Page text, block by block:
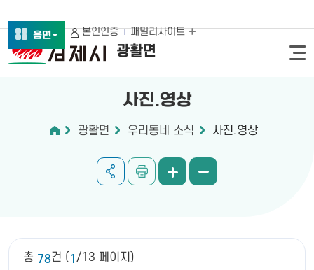
광활면
읍면 본인인증 패밀리사이트
사진.영상
광활면 우리동네 소식 사진.영상
총 78건 ( 1 /13 페이지)